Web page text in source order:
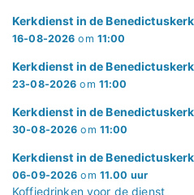
Kerkdienst in de Benedictuskerk
16-08-2026 om 11:00
Kerkdienst in de Benedictuskerk
23-08-2026 om 11:00
Kerkdienst in de Benedictuskerk
30-08-2026 om 11:00
Kerkdienst in de Benedictuskerk
06-09-2026 om 11.00 uur
Koffiedrinken voor de dienst